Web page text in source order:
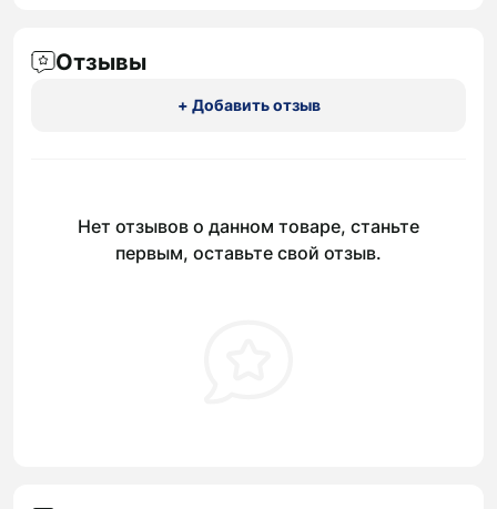
Отзывы
+ Добавить отзыв
Нет отзывов о данном товаре, станьте
первым, оставьте свой отзыв.